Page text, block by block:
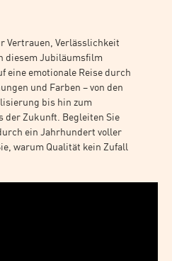
Vertrauen, Verlässlichkeit
diesem Jubiläumsfilm
eine emotionale Reise durch
und Farben – von den
bis hin zum
der Zukunft. Begleiten Sie
ein Jahrhundert voller
warum Qualität kein Zufall